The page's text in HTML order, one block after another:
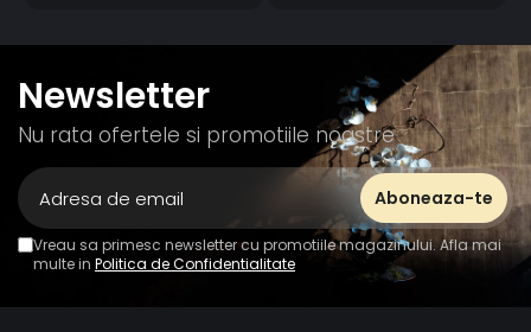
Newsletter
Nu rata ofertele si promotiile noastre
Vreau sa primesc newsletter cu promotiile magazinului. Afla mai
multe in Politica de Confidentialitate